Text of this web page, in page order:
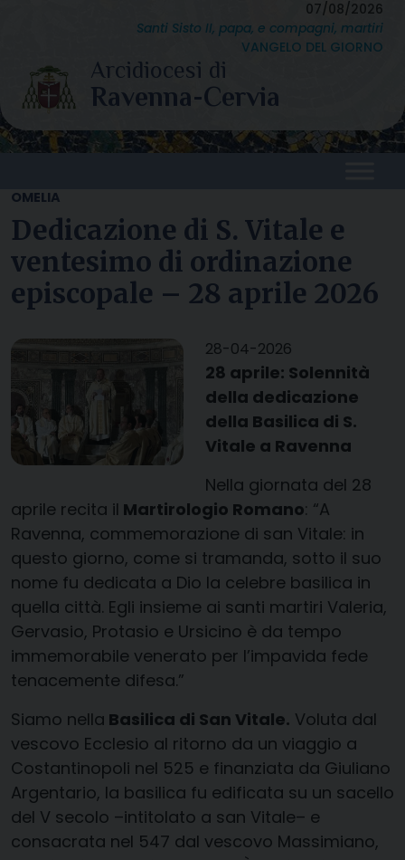
content
07/08/2026
Santi Sisto II, papa, e compagni, martiri
VANGELO DEL GIORNO
OMELIA
Dedicazione di S. Vitale e
ventesimo di ordinazione
episcopale – 28 aprile 2026
28-04-2026
28 aprile: Solennità
della dedicazione
della Basilica di S.
Vitale a Ravenna
Nella giornata del 28
aprile recita il Martirologio Romano: “A
Ravenna, commemorazione di san Vitale: in
questo giorno, come si tramanda, sotto il suo
nome fu dedicata a Dio la celebre basilica in
quella città. Egli insieme ai santi martiri Valeria,
Gervasio, Protasio e Ursicino è da tempo
immemorabile venerato per l’impavida fede
tenacemente difesa.”
Siamo nella Basilica di San Vitale. Voluta dal
vescovo Ecclesio al ritorno da un viaggio a
Costantinopoli nel 525 e finanziata da Giuliano
Argentario, la basilica fu edificata su un sacello
del V secolo –intitolato a san Vitale– e
consacrata nel 547 dal vescovo Massimiano,